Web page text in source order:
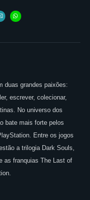
duas grandes paixões:
escrever, colecionar,
No universo dos
bate mais forte pelos
Entre os jogos
a trilogia Dark Souls,
as franquias The Last of